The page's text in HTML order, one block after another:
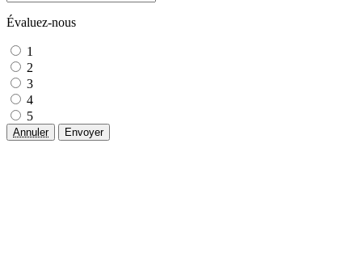
Évaluez-nous
1
2
3
4
5
Annuler Envoyer